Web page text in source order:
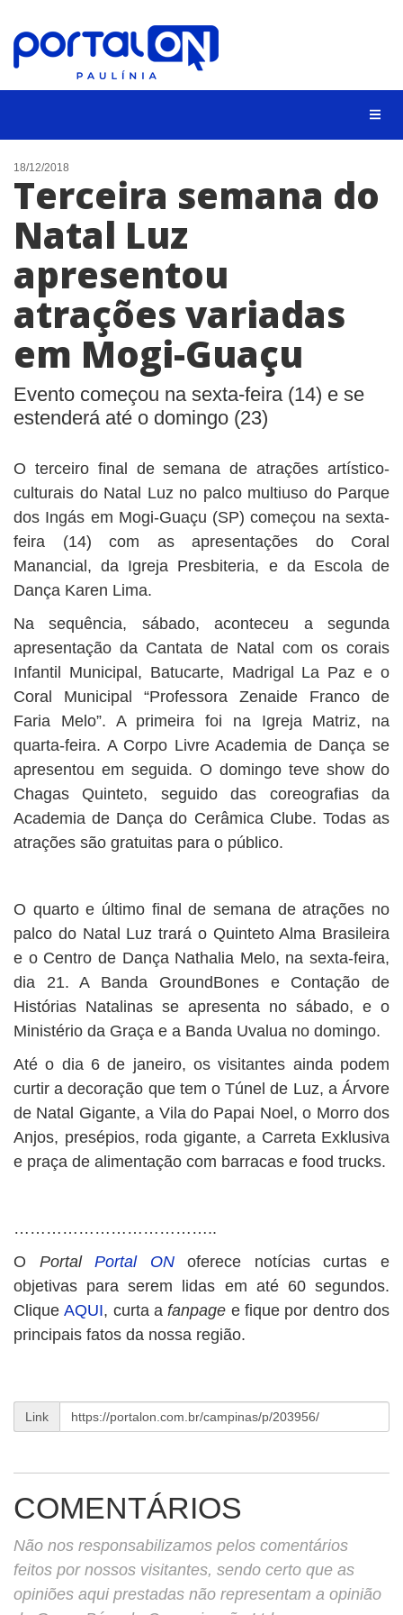
CIDADES
EVENTOS
EMPREGO
ANIVERSÁRIO DAS CIDADES
ANUNCIE
CONTATO
18/12/2018
Terceira semana do
Natal Luz
apresentou
atrações variadas
em Mogi-Guaçu
Evento começou na sexta-feira (14) e se
estenderá até o domingo (23)
O terceiro final de semana de atrações artístico-
culturais do Natal Luz no palco multiuso do Parque
dos Ingás em Mogi-Guaçu (SP) começou na sexta-
feira (14) com as apresentações do Coral
Manancial, da Igreja Presbiteria, e da Escola de
Dança Karen Lima.
Na sequência, sábado, aconteceu a segunda
apresentação da Cantata de Natal com os corais
Infantil Municipal, Batucarte, Madrigal La Paz e o
Coral Municipal “Professora Zenaide Franco de
Faria Melo”. A primeira foi na Igreja Matriz, na
quarta-feira. A Corpo Livre Academia de Dança se
apresentou em seguida. O domingo teve show do
Chagas Quinteto, seguido das coreografias da
Academia de Dança do Cerâmica Clube. Todas as
atrações são gratuitas para o público.
O quarto e último final de semana de atrações no
palco do Natal Luz trará o Quinteto Alma Brasileira
e o Centro de Dança Nathalia Melo, na sexta-feira,
dia 21. A Banda GroundBones e Contação de
Histórias Natalinas se apresenta no sábado, e o
Ministério da Graça e a Banda Uvalua no domingo.
Até o dia 6 de janeiro, os visitantes ainda podem
curtir a decoração que tem o Túnel de Luz, a Árvore
de Natal Gigante, a Vila do Papai Noel, o Morro dos
Anjos, presépios, roda gigante, a Carreta Exklusiva
e praça de alimentação com barracas e food trucks.
………………………………..
O PortalPortal ONoferece notícias curtas e
objetivas para serem lidas em até 60 segundos.
CliqueAQUI, curta afanpage e fique por dentro dos
principais fatos da nossa região.
Link
COMENTÁRIOS
Não nos responsabilizamos pelos comentários
feitos por nossos visitantes, sendo certo que as
opiniões aqui prestadas não representam a opinião